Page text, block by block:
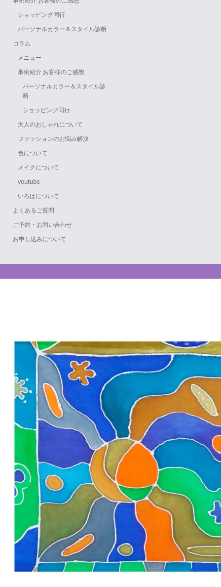
ショッピング同行
パーソナルカラー＆スタイル診断
コラム
メニュー
事例紹介 お客様のご感想
パーソナルカラー＆スタイル診
断
ショッピング同行
大人のおしゃれについて
ファッションのお悩み解決
色について
メイクについて
youtube
いろはについて
よくあるご質問
ご予約・お問い合わせ
お申し込みについて